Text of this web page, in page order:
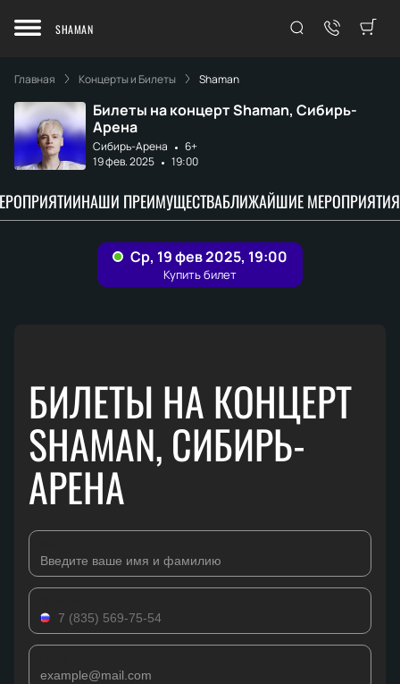
SHAMAN
Главная Концерты и Билеты Shaman
Билеты на концерт Shaman, Сибирь-
Арена
Сибирь-Арена
6+
19 фев. 2025
19:00
НАШИ ПРЕИМУЩЕСТВАБЛИЖАЙШИЕ МЕРОПРИЯТИЯ
БИЛЕТЫ НА КОНЦЕРТ
SHAMAN, СИБИРЬ-
АРЕНА